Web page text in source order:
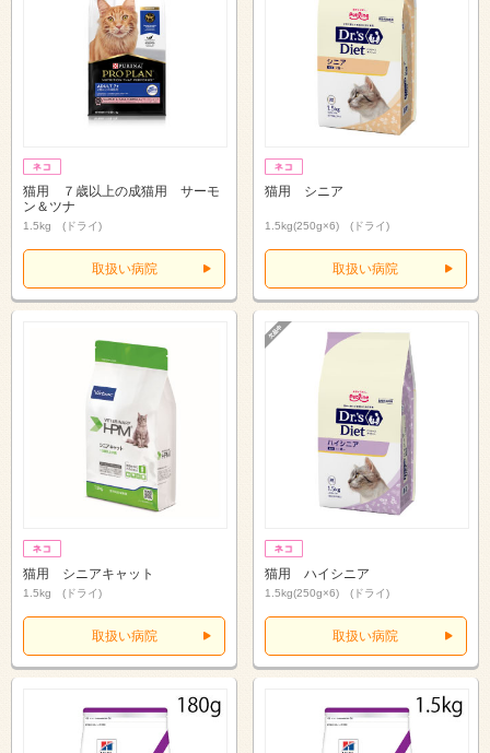
猫用 ７歳以上の成猫用 サーモ
ン＆ツナ
1.5kg (ドライ)
取扱い病院
猫用 シニア
1.5kg(250g×6) (ドライ)
取扱い病院
猫用 シニアキャット
1.5kg (ドライ)
取扱い病院
猫用 ハイシニア
1.5kg(250g×6) (ドライ)
取扱い病院